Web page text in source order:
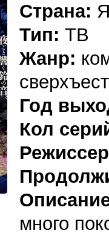
Страна:
Тип: ТВ
Жанр:
Год
Кол
много